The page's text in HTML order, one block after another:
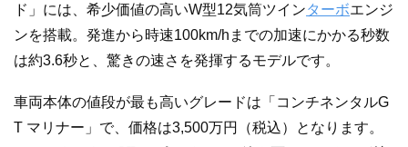
ド」には、希少価値の高いW型12気筒ツインターボエンジ
ンを搭載。発進から時速100km/hまでの加速にかかる秒数
は約3.6秒と、驚きの速さを発揮するモデルです。
車両本体の値段が最も高いグレードは「コンチネンタルG
T マリナー」で、価格は3,500万円（税込）となります。